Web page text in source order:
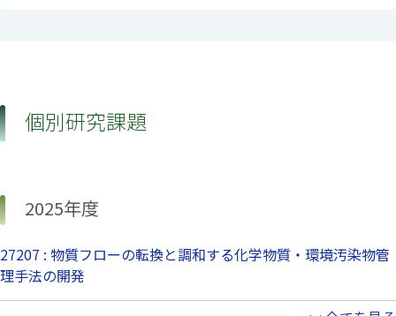
個別研究課題
2025年度
27207 : 物質フローの転換と調和する化学物質・環境汚染物管
理手法の開発